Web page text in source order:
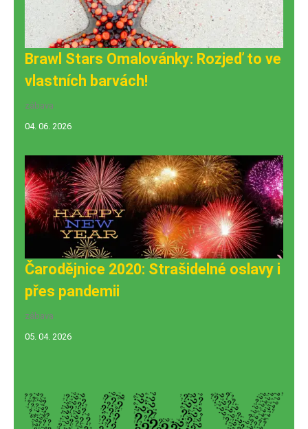
Brawl Stars Omalovánky: Rozjeď to ve
vlastních barvách!
zábava
04. 06. 2026
Čarodějnice 2020: Strašidelné oslavy i
přes pandemii
zábava
05. 04. 2026